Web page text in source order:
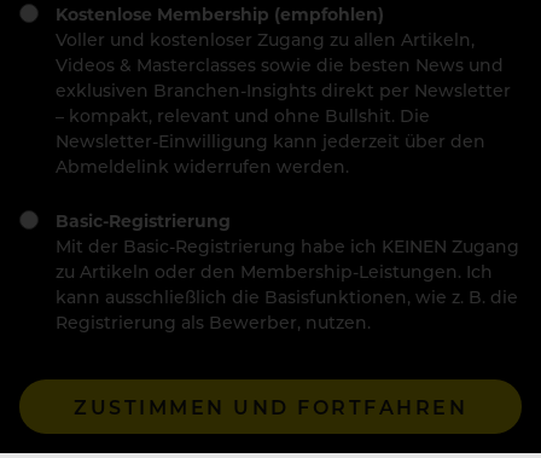
Kostenlose Membership (empfohlen)
Voller und kostenloser Zugang zu allen Artikeln,
Videos & Masterclasses sowie die besten News und
exklusiven Branchen-Insights direkt per Newsletter
– kompakt, relevant und ohne Bullshit. Die
Newsletter-Einwilligung kann jederzeit über den
Abmeldelink widerrufen werden.
Basic-Registrierung
Mit der Basic-Registrierung habe ich KEINEN Zugang
zu Artikeln oder den Membership-Leistungen. Ich
kann ausschließlich die Basisfunktionen, wie z. B. die
Registrierung als Bewerber, nutzen.
ZUSTIMMEN UND FORTFAHREN